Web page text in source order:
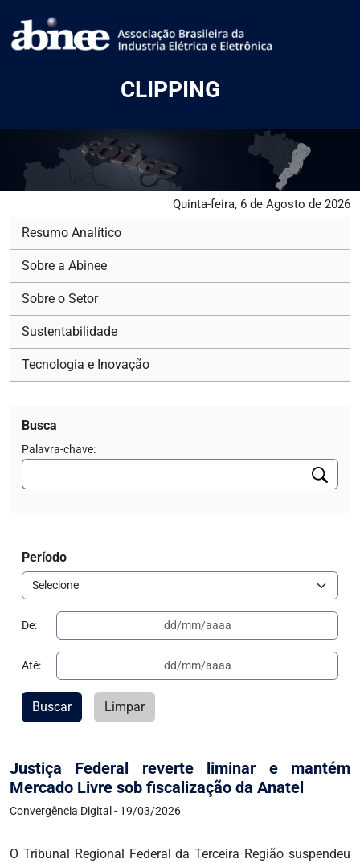
CLIPPING
Quinta-feira, 6 de Agosto de 2026
Justiça Federal reverte liminar e mantém
Mercado Livre sob fiscalização da Anatel
Convergência Digital - 19/03/2026
O Tribunal Regional Federal da Terceira Região suspendeu
Resumo Analítico
Sobre a Abinee
Sobre o Setor
Sustentabilidade
Tecnologia e Inovação
Busca
Palavra-chave:
Período
De:
Até:
Buscar Limpar